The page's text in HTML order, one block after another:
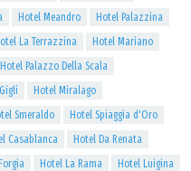
Hotel Meandro
Hotel Palazzina
La Terrazzina
Hotel Mariano
Hotel Palazzo Della Scala
Hotel Miralago
Smeraldo
Hotel Spiaggia d'Oro
Casablanca
Hotel Da Renata
Hotel La Rama
Hotel Luigina